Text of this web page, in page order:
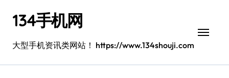
134手机网
大型手机资讯类网站！ https://www.134shouji.com